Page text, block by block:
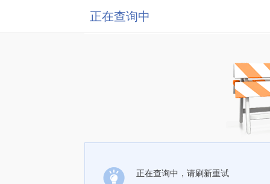
正在查询中
正在查询中，请刷新重试